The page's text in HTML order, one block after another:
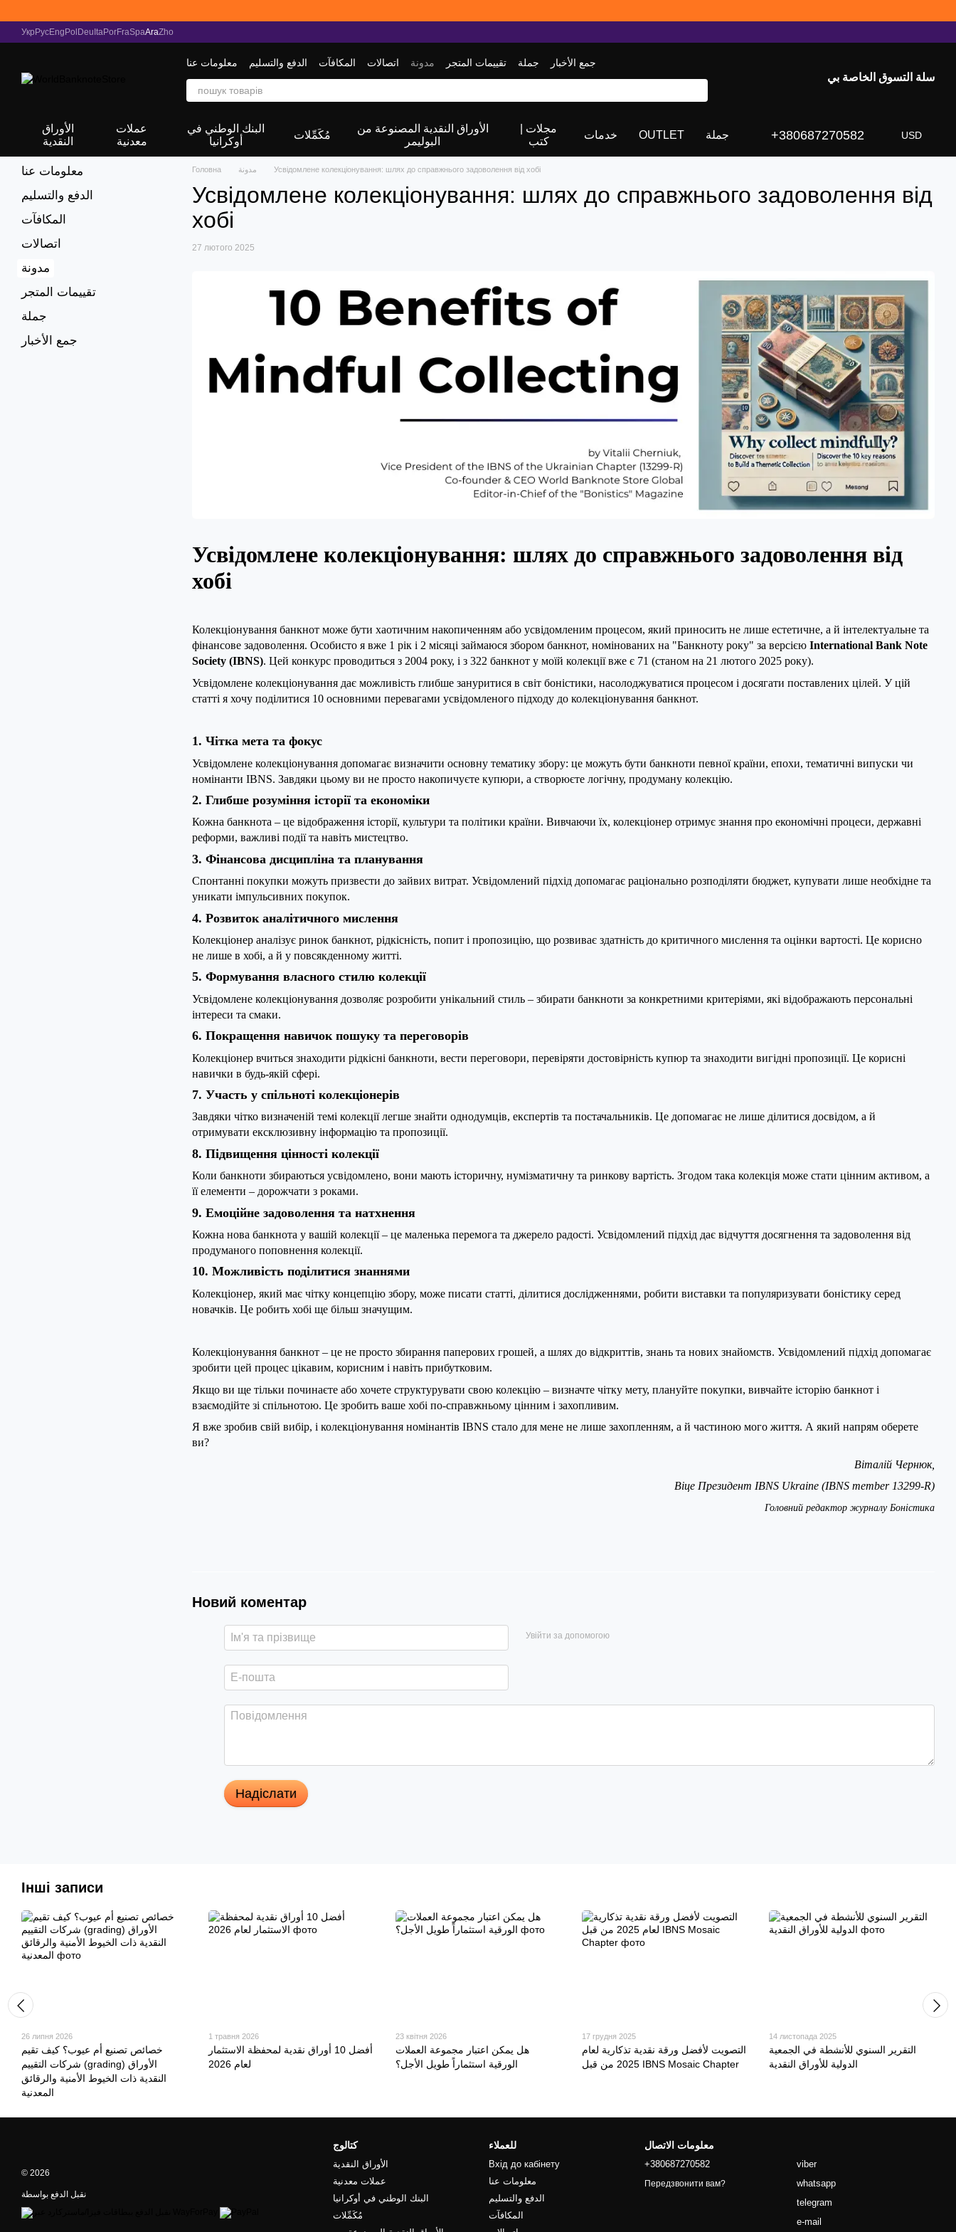
Укр РусEng Pol Deu ItaPorFraSpaAraZho
معلومات عنا الدفع والتسليم المكافآت اتصالات مدونة تقييمات المتجر جملة جمع الأخبار
سلة التسوق الخاصة بي
الأوراق
النقدية
عملات
معدنية
البنك الوطني في
أوكرانيا
مُكَمِّلات
الأوراق النقدية المصنوعة من
البوليمر
مجلات |
كتب
خدمات OUTLET جملة +380687270582 USD
Головна مدونة Усвідомлене колекціонування: шлях до справжнього задоволення від хобі
Усвідомлене колекціонування: шлях до справжнього задоволення від
хобі
27 лютого 2025
Усвідомлене колекціонування: шлях до справжнього задоволення від
хобі
Колекціонування банкнот може бути хаотичним накопиченням або усвідомленим процесом, який приносить не лише естетичне, а й інтелектуальне та
фінансове задоволення. Особисто я вже 1 рік і 2 місяці займаюся збором банкнот, номінованих на "Банкноту року" за версією International Bank Note
Society (IBNS). Цей конкурс проводиться з 2004 року, і з 322 банкнот у моїй колекції вже є 71 (станом на 21 лютого 2025 року).
Усвідомлене колекціонування дає можливість глибше зануритися в світ боністики, насолоджуватися процесом і досягати поставлених цілей. У цій
статті я хочу поділитися 10 основними перевагами усвідомленого підходу до колекціонування банкнот.
1. Чітка мета та фокус
Усвідомлене колекціонування допомагає визначити основну тематику збору: це можуть бути банкноти певної країни, епохи, тематичні випуски чи
номінанти IBNS. Завдяки цьому ви не просто накопичуєте купюри, а створюєте логічну, продуману колекцію.
2. Глибше розуміння історії та економіки
Кожна банкнота – це відображення історії, культури та політики країни. Вивчаючи їх, колекціонер отримує знання про економічні процеси, державні
реформи, важливі події та навіть мистецтво.
3. Фінансова дисципліна та планування
Спонтанні покупки можуть призвести до зайвих витрат. Усвідомлений підхід допомагає раціонально розподіляти бюджет, купувати лише необхідне та
уникати імпульсивних покупок.
4. Розвиток аналітичного мислення
Колекціонер аналізує ринок банкнот, рідкісність, попит і пропозицію, що розвиває здатність до критичного мислення та оцінки вартості. Це корисно
не лише в хобі, а й у повсякденному житті.
5. Формування власного стилю колекції
Усвідомлене колекціонування дозволяє розробити унікальний стиль – збирати банкноти за конкретними критеріями, які відображають персональні
інтереси та смаки.
6. Покращення навичок пошуку та переговорів
Колекціонер вчиться знаходити рідкісні банкноти, вести переговори, перевіряти достовірність купюр та знаходити вигідні пропозиції. Це корисні
навички в будь-якій сфері.
7. Участь у спільноті колекціонерів
Завдяки чітко визначеній темі колекції легше знайти однодумців, експертів та постачальників. Це допомагає не лише ділитися досвідом, а й
отримувати ексклюзивну інформацію та пропозиції.
8. Підвищення цінності колекції
Коли банкноти збираються усвідомлено, вони мають історичну, нумізматичну та ринкову вартість. Згодом така колекція може стати цінним активом, а
її елементи – дорожчати з роками.
9. Емоційне задоволення та натхнення
Кожна нова банкнота у вашій колекції – це маленька перемога та джерело радості. Усвідомлений підхід дає відчуття досягнення та задоволення від
продуманого поповнення колекції.
10. Можливість поділитися знаннями
Колекціонер, який має чітку концепцію збору, може писати статті, ділитися дослідженнями, робити виставки та популяризувати боністику серед
новачків. Це робить хобі ще більш значущим.
Колекціонування банкнот – це не просто збирання паперових грошей, а шлях до відкриттів, знань та нових знайомств. Усвідомлений підхід допомагає
зробити цей процес цікавим, корисним і навіть прибутковим.
Якщо ви ще тільки починаєте або хочете структурувати свою колекцію – визначте чітку мету, плануйте покупки, вивчайте історію банкнот і
взаємодійте зі спільнотою. Це зробить ваше хобі по-справжньому цінним і захопливим.
Я вже зробив свій вибір, і колекціонування номінантів IBNS стало для мене не лише захопленням, а й частиною мого життя. А який напрям оберете
ви?
Віталій Чернюк,
Віце Президент IBNS Ukraine (IBNS member 13299-R)
Головний редактор журналу Боністика
Новий коментар
Увійти за допомогою
Надіслати
معلومات عنا
الدفع والتسليم
المكافآت
اتصالات
مدونة
تقييمات المتجر
جملة
جمع الأخبار
Інші записи
26 липня 2026
خصائص تصنيع أم عيوب؟ كيف تقيم
شركات التقييم (grading) الأوراق
النقدية ذات الخيوط الأمنية والرقائق
المعدنية
1 травня 2026
أفضل 10 أوراق نقدية لمحفظة الاستثمار
لعام 2026
23 квітня 2026
هل يمكن اعتبار مجموعة العملات
الورقية استثماراً طويل الأجل؟
17 грудня 2025
التصويت لأفضل ورقة نقدية تذكارية لعام
2025 من قبل IBNS Mosaic Chapter
14 листопада 2025
التقرير السنوي للأنشطة في الجمعية
الدولية للأوراق النقدية
© 2026
نقبل الدفع بواسطة
كتالوج
الأوراق النقدية
عملات معدنية
البنك الوطني في أوكرانيا
مُكَمِّلات
للعملاء
Вхід до кабінету
معلومات عنا
الدفع والتسليم
المكافآت
معلومات الاتصال
+380687270582
Передзвонити вам?
viber
whatsapp
telegram
e-mail